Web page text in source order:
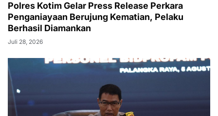
Polres Kotim Gelar Press Release Perkara
Penganiayaan Berujung Kematian, Pelaku
Berhasil Diamankan
Juli 28, 2026